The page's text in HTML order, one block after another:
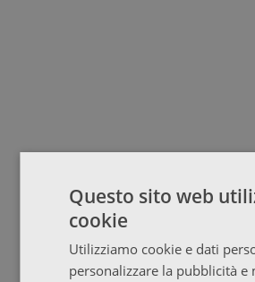
Questo sito web
cookie
Utilizziamo cookie e dati
personalizzare la pubblicità e